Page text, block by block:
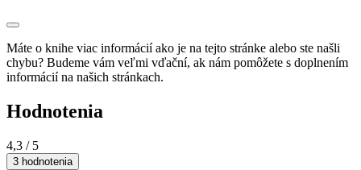
Máte o knihe viac informácií ako je na tejto stránke alebo ste našli
chybu? Budeme vám veľmi vďační, ak nám pomôžete s doplnením
informácií na našich stránkach.
Hodnotenia
4,3 / 5
3 hodnotenia